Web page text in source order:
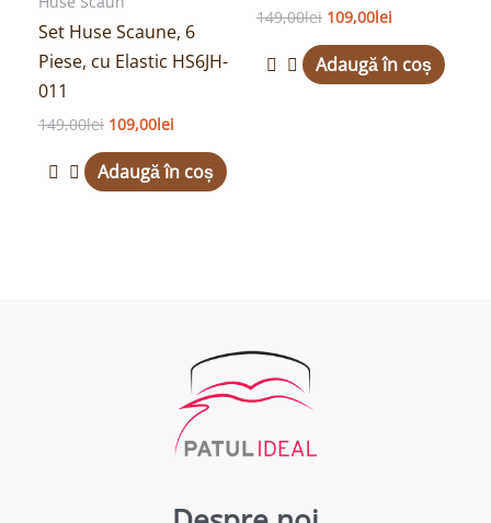
Set Huse Scaune, 6
Piese, cu Elastic HS6JH-
011
149,00lei 109,00lei
Adaugă în coș
149,00lei 109,00lei
Adaugă în coș